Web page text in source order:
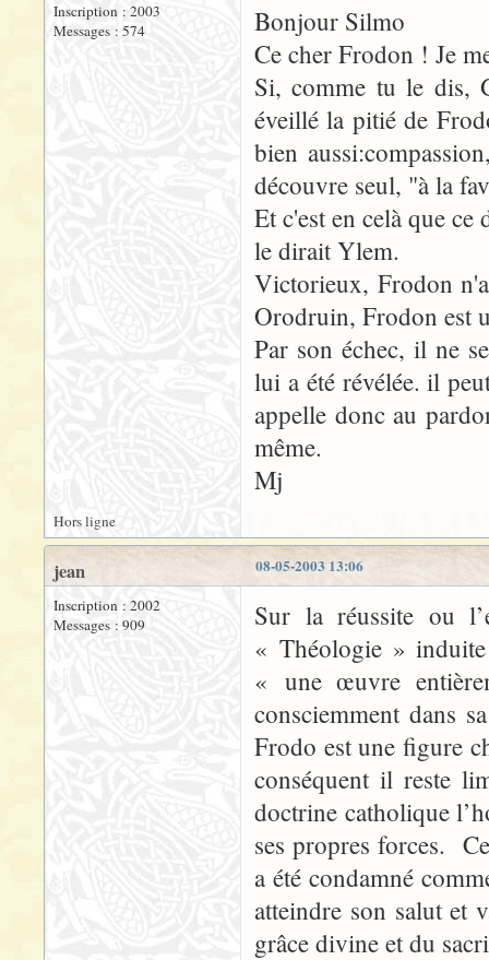
Inscription : 2003
Messages : 574
Bonjour Silmo
Ce cher Frodon ! Je
Si, comme tu le dis,
éveillé la pitié de
bien
découvre seul, "à la
Et c'est en celà que
le dirait Ylem.
Victorieux, Frodon
Orodruin, Frodon est
Par son échec, il ne
lui a été révélée. il
appelle donc au
même.
Mj
Hors ligne
08-05-2003 13:06
jean
Inscription : 2002
Messages : 909
Sur la réussite ou
« Théologie »
« une œuvre
consciemment dans
Frodo est une figure
conséquent il reste
doctrine catholique
ses propres forces.
a été condamné
atteindre son salut et
grâce divine et du